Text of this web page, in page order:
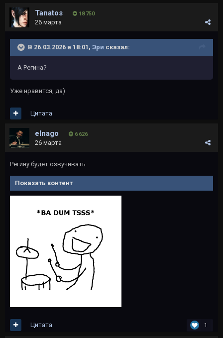
Tanatos 18 750
26 марта
В 26.03.2026 в 18:01, Эри сказал:
А Регина?
Уже нравится, да)
Цитата
elnago 6 626
26 марта
Регину будет озвучивать
Показать контент
1
Цитата